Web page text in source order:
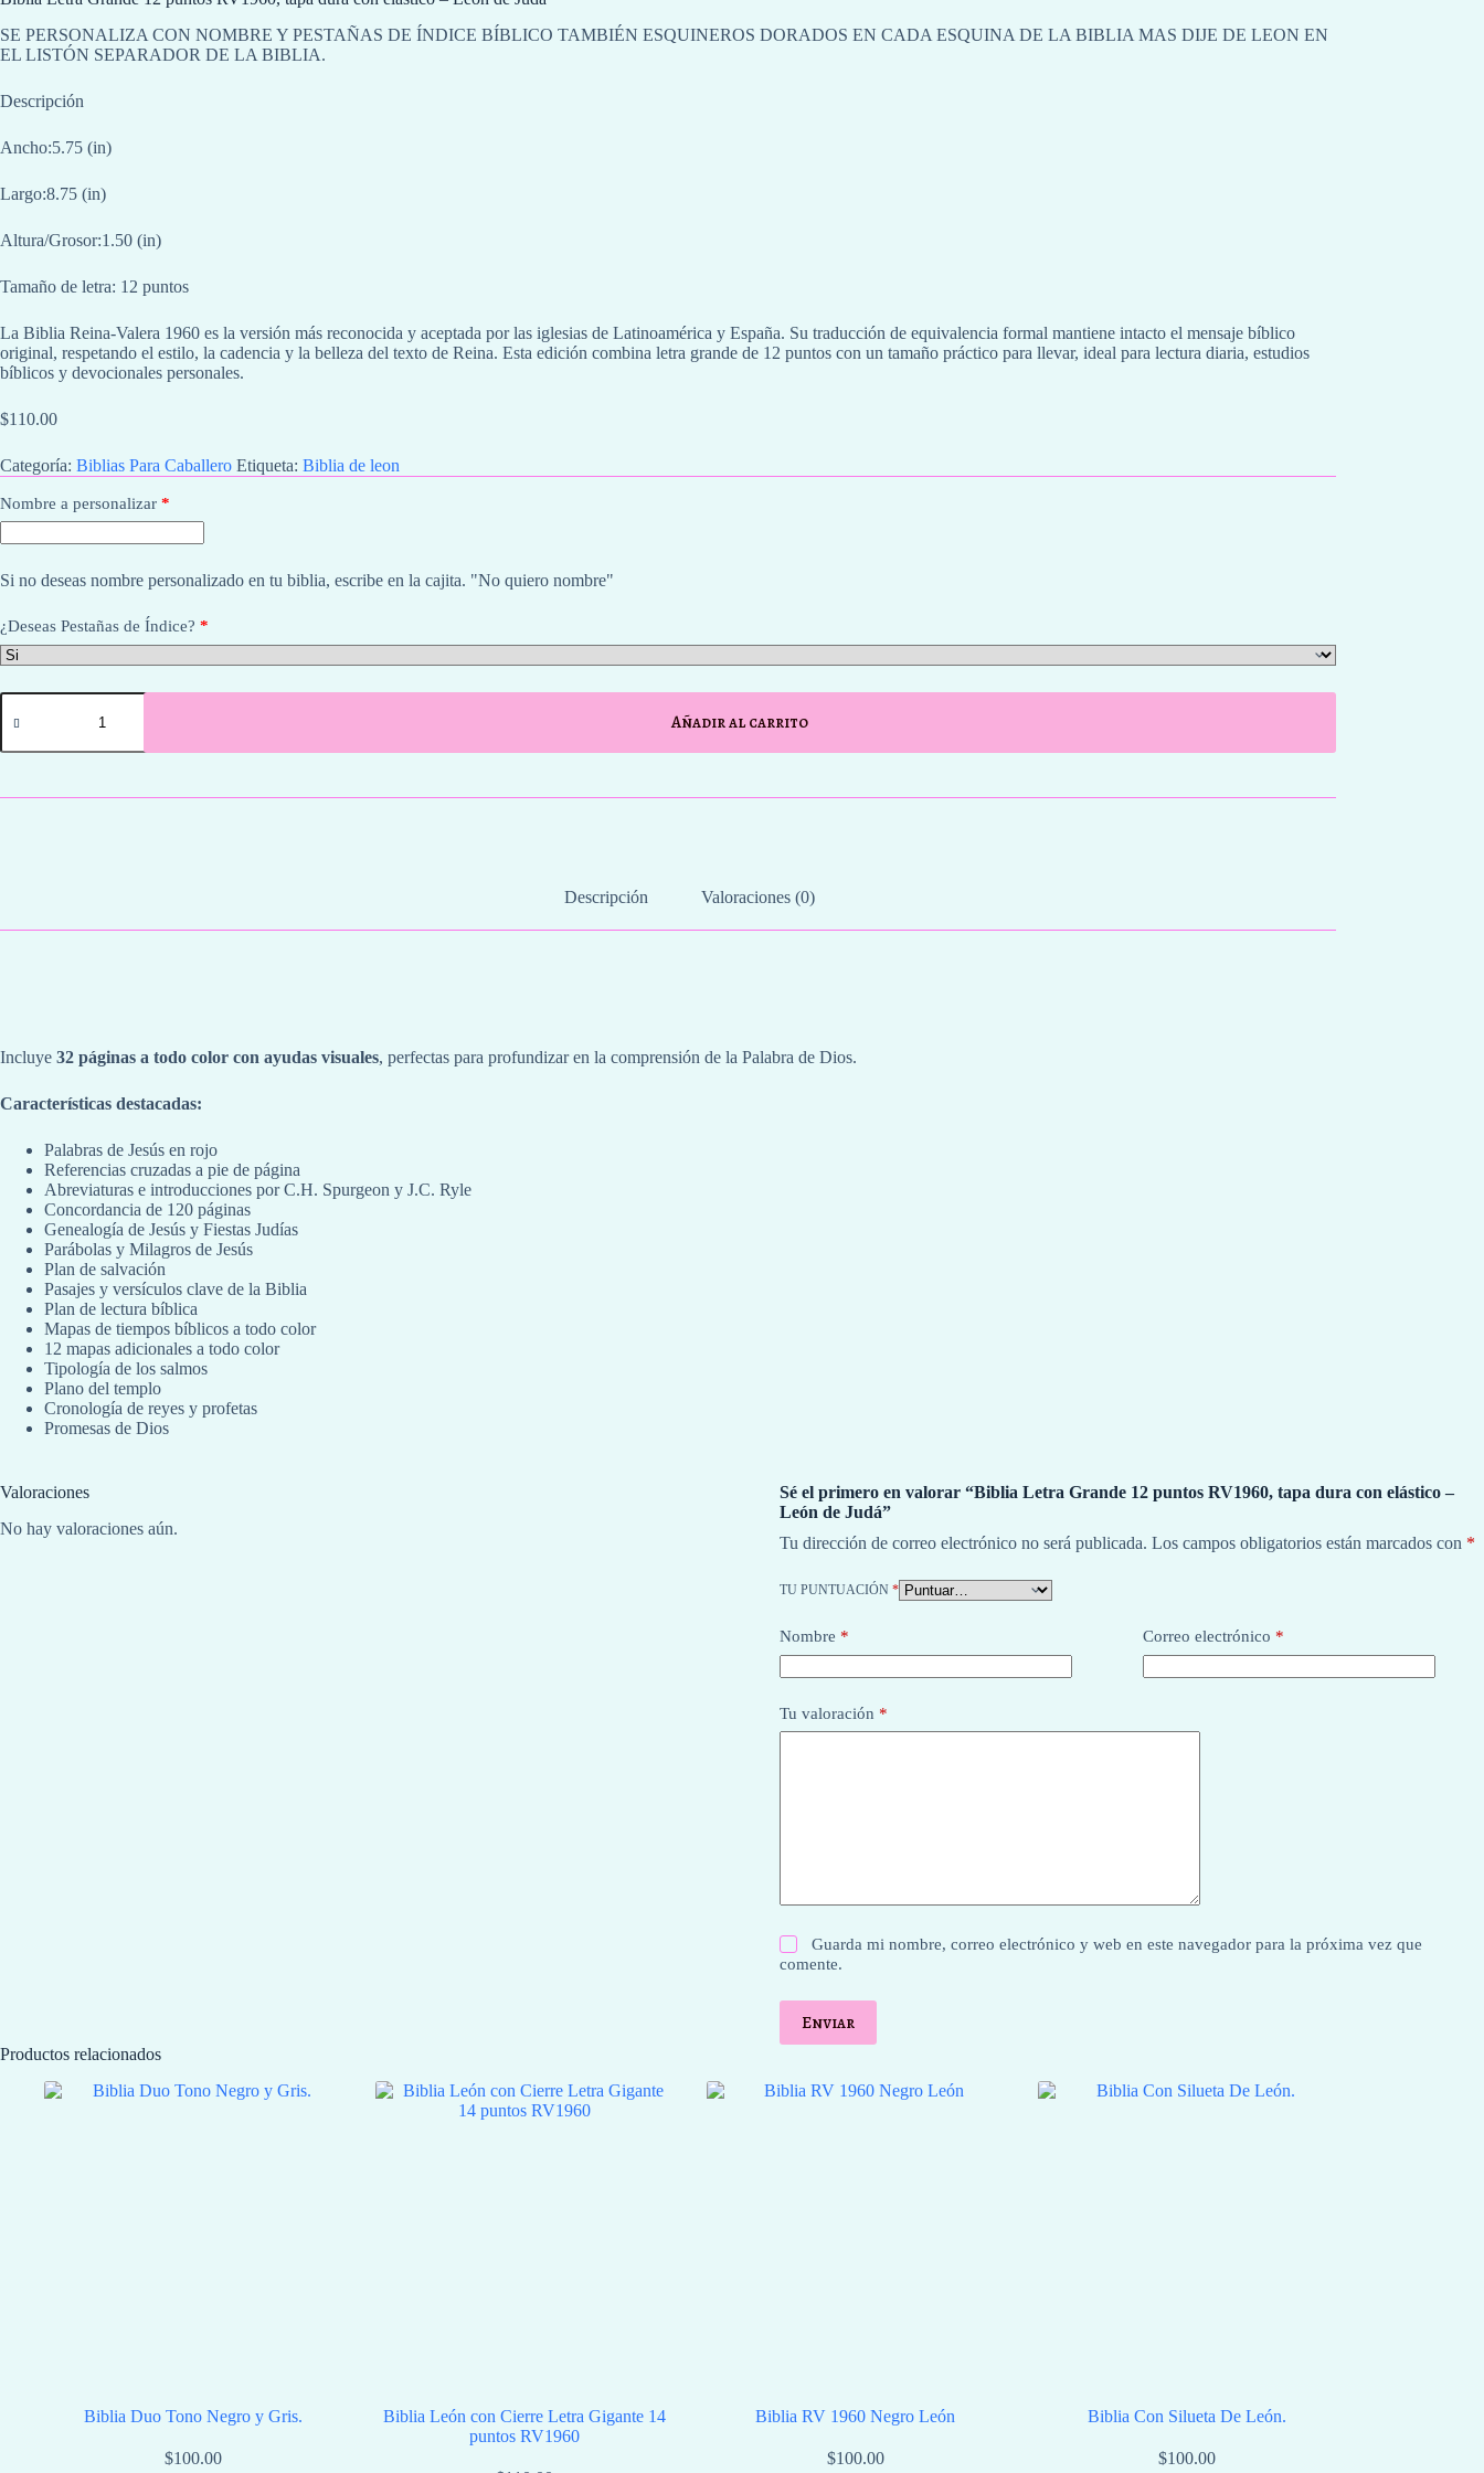
SE PERSONALIZA CON NOMBRE Y PESTAÑAS DE ÍNDICE BÍBLICO TAMBIÉN ESQUINEROS DORADOS EN CADA ESQUINA DE LA BIBLIA MAS DIJE DE LEON EN
EL LISTÓN SEPARADOR DE LA BIBLIA.
Descripción
Ancho:5.75 (in)
Largo:8.75 (in)
Altura/Grosor:1.50 (in)
Tamaño de letra: 12 puntos
La Biblia Reina-Valera 1960 es la versión más reconocida y aceptada por las iglesias de Latinoamérica y España. Su traducción de equivalencia formal mantiene intacto el mensaje bíblico
original, respetando el estilo, la cadencia y la belleza del texto de Reina. Esta edición combina letra grande de 12 puntos con un tamaño práctico para llevar, ideal para lectura diaria, estudios
bíblicos y devocionales personales.
$110.00
Categoría: Biblias Para Caballero Etiqueta: Biblia de leon
Nombre a personalizar *
Si no deseas nombre personalizado en tu biblia, escribe en la cajita. "No quiero nombre"
¿Deseas Pestañas de Índice? *
Biblia
Letra
12
RV1960,
Añadir al carrito
Descripción Valoraciones (0)
Incluye 32 páginas a todo color con ayudas visuales, perfectas para profundizar en la comprensión de la Palabra de Dios.
Características destacadas:
Palabras de Jesús en rojo
Referencias cruzadas a pie de página
Abreviaturas e introducciones por C.H. Spurgeon y J.C. Ryle
Concordancia de 120 páginas
Genealogía de Jesús y Fiestas Judías
Parábolas y Milagros de Jesús
Plan de salvación
Pasajes y versículos clave de la Biblia
Plan de lectura bíblica
Mapas de tiempos bíblicos a todo color
12 mapas adicionales a todo color
Tipología de los salmos
Plano del templo
Cronología de reyes y profetas
Promesas de Dios
Valoraciones
No hay valoraciones aún.
Sé el primero en valorar “Biblia Letra Grande 12 puntos RV1960, tapa dura con elástico –
León de Judá”
Tu dirección de correo electrónico no será publicada. Los campos obligatorios están marcados con *
TU PUNTUACIÓN *
Nombre * Correo electrónico *
Tu valoración *
Guarda mi nombre, correo electrónico y web en este navegador para la próxima vez que
comente.
Enviar
Productos relacionados
Biblia Duo Tono Negro y Gris.
$100.00
Biblia León con Cierre Letra Gigante 14
puntos RV1960
Biblia RV 1960 Negro León
$100.00
Biblia Con Silueta De León.
$100.00